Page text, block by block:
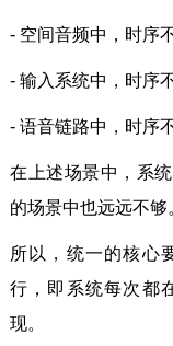
- 空间音频中，时序
- 输入系统中，时序
- 语音链路中，时序
在上述场景中，系
的场景中也远远不够
所以，统一的核心
行，即系统每次都
现。